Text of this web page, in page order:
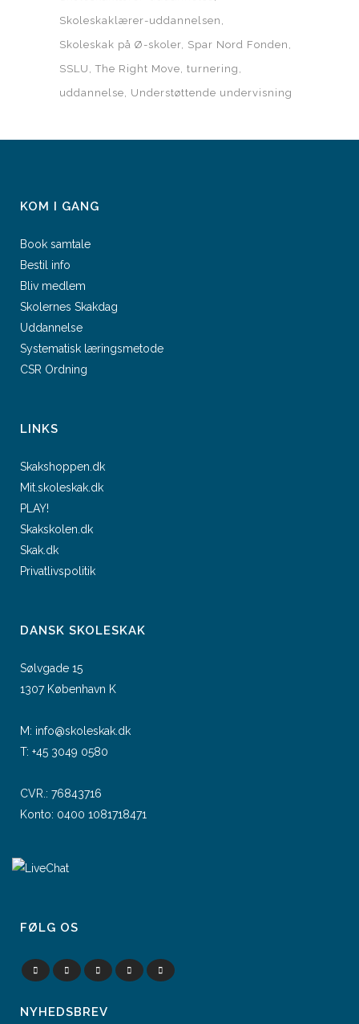
Skoleskaklærer-uddannelsen
Skoleskak på Ø-skoler Spar Nord Fonden
SSLU
The Right Move turnering
uddannelse
Understøttende undervisning
KOM I GANG
Book samtale
Bestil info
Bliv medlem
Skolernes Skakdag
Uddannelse
Systematisk læringsmetode
CSR Ordning
LINKS
Skakshoppen.dk
Mit.skoleskak.dk
PLAY!
Skakskolen.dk
Skak.dk
Privatlivspolitik
DANSK SKOLESKAK
Sølvgade 15
1307 København K
M: info@skoleskak.dk
T: +45 3049 0580
CVR.: 76843716
Konto: 0400 1081718471
FØLG OS
NYHEDSBREV